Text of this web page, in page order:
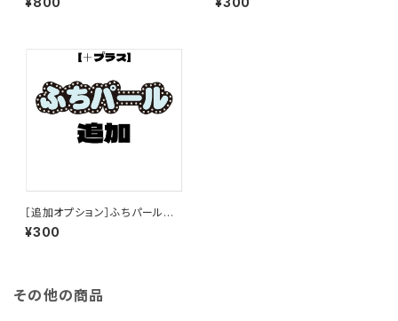
うちわ文字】
［追加オプション］ふちパール追
加【プリントうちわ文字】
¥300
その他の商品